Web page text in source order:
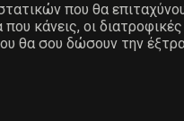
που θα
κάνεις, οι
σου δώσουν την